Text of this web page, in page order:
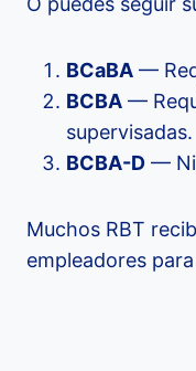
BCaBA —
BCBA —
supervisadas.
BCBA-D —
Muchos RBT
empleadores